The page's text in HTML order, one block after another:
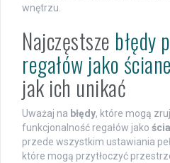
wnętrzu.
Najczęstsze błędy
regałów jako
jak ich unikać
Uważaj na błędy, które mogą
funkcjonalność regałów jako
przede wszystkim ustawiania
które mogą przytłoczyć